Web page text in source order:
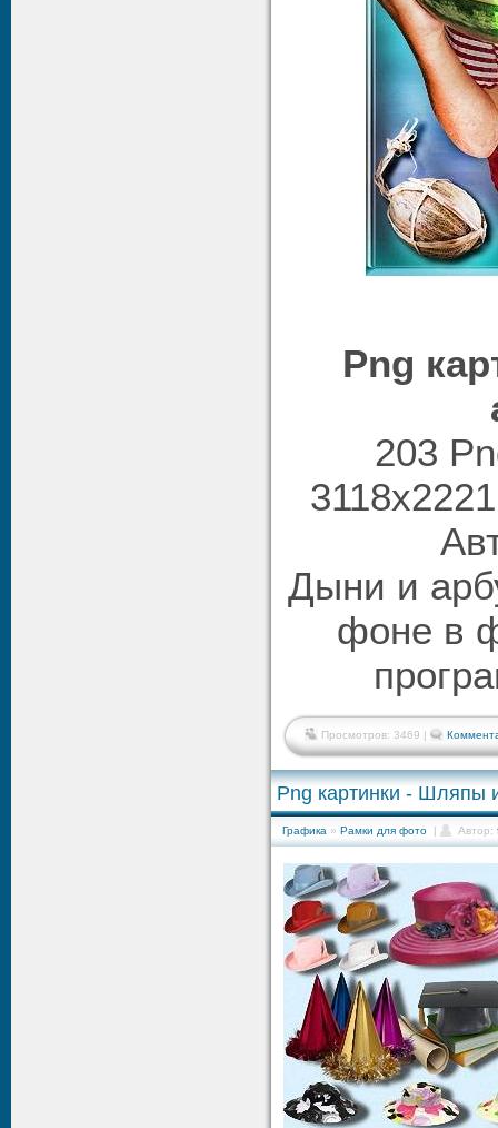
Png
203
Дыни и
фоне в
Просмотров: 3469 |
Png картинки - Шляпы
Графика » Рамки для фото | Автор: